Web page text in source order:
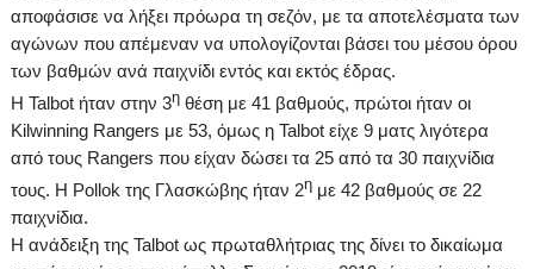
αποφάσισε να λήξει πρόωρα τη σεζόν, με τα αποτελέσματα των
αγώνων που απέμεναν να υπολογίζονται βάσει του μέσου όρου
των βαθμών ανά παιχνίδι εντός και εκτός έδρας.
Η Talbotήταν στην 3ηθέση με 41 βαθμούς, πρώτοι ήταν οι
Kilwinning Rangers με 53, όμως η Talbotείχε 9 ματς λιγότερα
από τους Rangers που είχαν δώσει τα 25 από τα 30 παιχνίδια
τους. Η Pollok της Γλασκώβης ήταν 2ημε 42 βαθμούς σε 22
παιχνίδια.
Η ανάδειξη της Talbotως πρωταθλήτριας της δίνει το δικαίωμα